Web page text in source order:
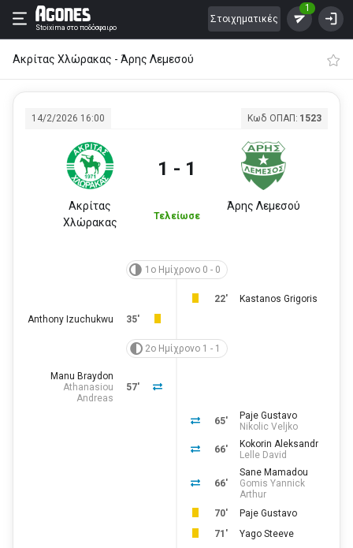
Stoixima στο ποδόσφαιρο
Στοιχηματικές
1
Ακρίτας Χλώρακας - Άρης Λεμεσού
14/2/2026 16:00 Κωδ ΟΠΑΠ: 1523
Ακρίτας
Χλώρακας
1 - 1
Τελείωσε
Άρης Λεμεσού
1ο Ημίχρονο 0 - 0
22'
Kastanos Grigoris
35'
Anthony Izuchukwu
2ο Ημίχρονο 1 - 1
57'
Manu Braydon
Athanasiou
Andreas
65'
Paje Gustavo
Nikolic Veljko
66'
Kokorin Aleksandr
Lelle David
66'
Sane Mamadou
Gomis Yannick
Arthur
70'
Paje Gustavo
71'
Yago Steeve